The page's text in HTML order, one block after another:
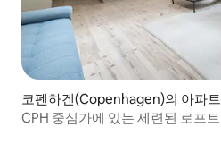
코펜하겐(Copenhagen)의 아파트
CPH 중심가에 있는 세련된 로프트